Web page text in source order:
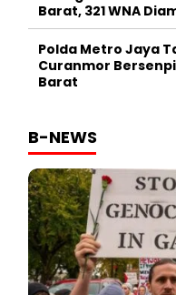
Barat, 321 WNA
Polda Metro Jaya
Curanmor
Barat
B-NEWS